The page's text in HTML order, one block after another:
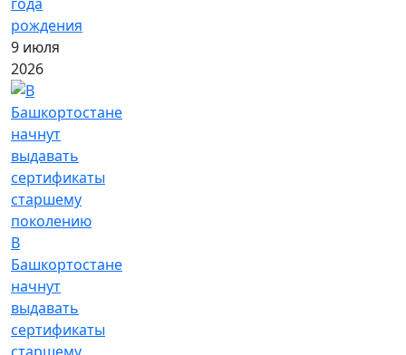
рождения
9 июля
2026
В
Башкортостане
начнут
выдавать
сертификаты